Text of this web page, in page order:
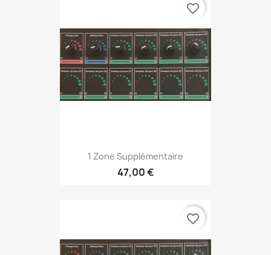
1 Zone Supplémentaire
47,00 €
favorite_border
favorite_border